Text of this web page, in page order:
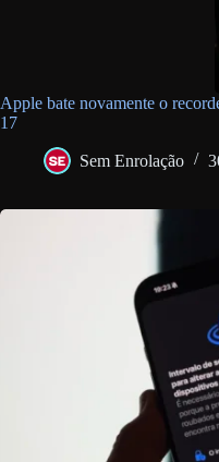
Apple bate novamente o
17
Sem Enrolação